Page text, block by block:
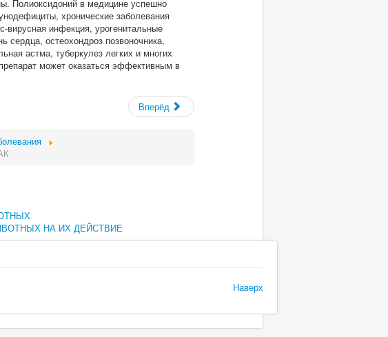
Полиоксидоний в медицине успешно
хронические заболевания
вирусная инфекция, урогенитальные
сердца, остеохондроз позвоночника,
астма, туберкулез легких и многих
может оказаться эффективным в
Вперёд
НА ИХ ДЕЙСТВИЕ
Наверх